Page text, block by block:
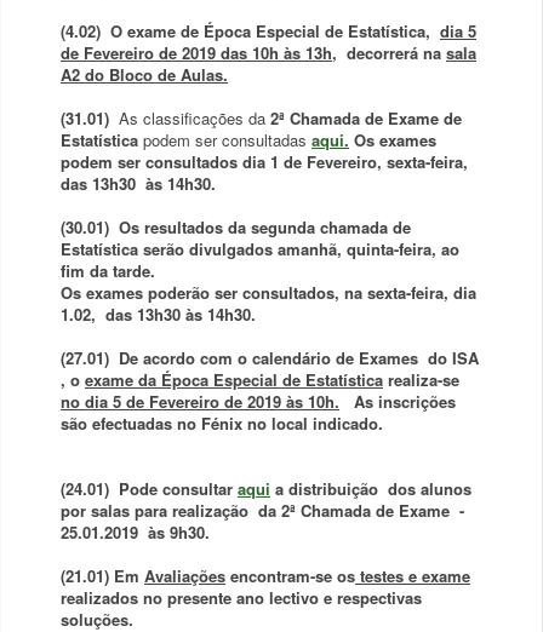
(4.02) O exame de Época Especial de Estatística, dia 5
de Fevereiro de 2019 das 10h às 13h, decorrerá na sala
A2 do Bloco de Aulas.
(31.01) As classificações da 2ª Chamada de Exame de
Estatística podem ser consultadas aqui. Os exames
podem ser consultados dia 1 de Fevereiro, sexta-feira,
das 13h30 às 14h30.
(30.01) Os resultados da segunda chamada de
Estatística serão divulgados amanhã, quinta-feira, ao
fim da tarde.
Os exames poderão ser consultados, na sexta-feira, dia
1.02, das 13h30 às 14h30.
(27.01) De acordo com o calendário de Exames do ISA
, o exame da Época Especial de Estatística realiza-se
no dia 5 de Fevereiro de 2019 às 10h.
As inscrições
são efectuadas no Fénix no local indicado.
(24.01) Pode consultar aqui a distribuição dos alunos
por salas para realização da 2ª Chamada de Exame -
25.01.2019 às 9h30.
(21.01) Em Avaliações encontram-se os testes e exame
realizados no presente ano lectivo e respectivas
soluções.